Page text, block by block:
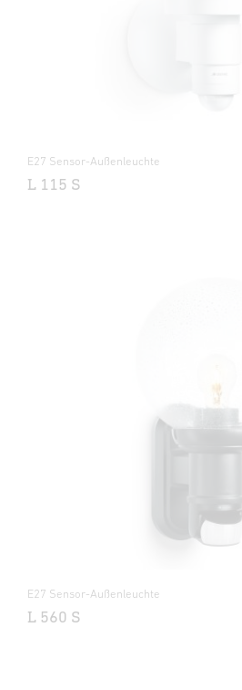
E27 Sensor-Außenleuchte
L 115 S
E27 Sensor-Außenleuchte
L 560 S